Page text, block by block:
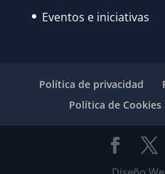
Eventos e iniciativas
Política de privacidad
Política de Cookies